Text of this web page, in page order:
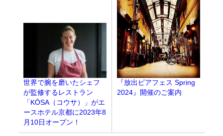
世界で腕を磨いたシェフ
が監修するレストラン
「KŌSA（コウサ）」がエ
ースホテル京都に2023年8
月10日オープン！
『放出ビアフェス Spring
2024』開催のご案内